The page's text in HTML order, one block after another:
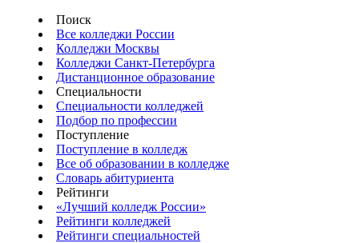
Поиск
Все колледжи России
Колледжи Москвы
Колледжи Санкт-Петербурга
Дистанционное образование
Специальности
Специальности колледжей
Подбор по профессии
Поступление
Поступление в колледж
Все об образовании в колледже
Словарь абитуриента
Рейтинги
«Лучший колледж России»
Рейтинги колледжей
Рейтинги специальностей